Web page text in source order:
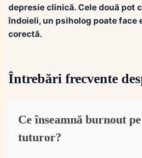
depresie clinică. Cele două pot
îndoieli, un psiholog poate face
corectă.
Întrebări frecvente
Ce înseamnă burnout
tuturor?